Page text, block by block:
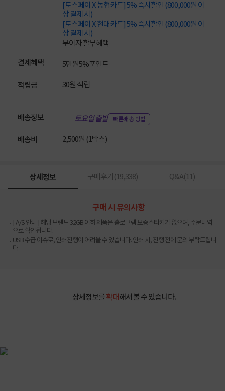
[토스페이 X 농협카드] 5% 즉시할인 (800,000원 이
상 결제 시)
[토스페이 X 현대카드] 5% 즉시할인 (800,000원 이
상 결제 시)
무이자 할부혜택
결제혜택 5만원5%포인트
적립금 30원 적립
배송정보 토요일 출발 빠른배송 방법
배송비 2,500원 (1박스)
상세정보 구매후기(19,338) Q&A(11)
구매 시 유의사항
[ A/S 안내 ] 해당 브랜드 32GB 이하 제품은 홀로그램 보증스티커가 없으며, 주문내역
으로 확인됩니다.
USB 수급 이슈로, 인쇄진행이 어려울 수 있습니다. 인쇄 시, 진행 전에 문의 부탁드립니
다
상세정보를확대해서 볼 수 있습니다.